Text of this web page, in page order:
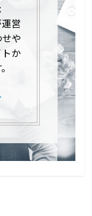
営
や
か